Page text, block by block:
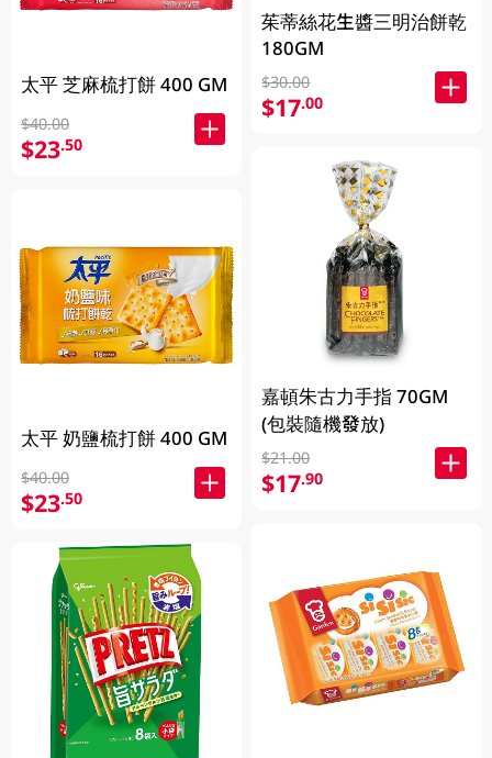
太平 芝麻梳打餅 400 GM
$40.00
$23.50
太平 奶鹽梳打餅 400 GM
$40.00
$23.50
茱蒂絲花生醬三明治餅乾
180GM
$30.00
$17.00
嘉頓朱古力手指 70GM
(包裝隨機發放)
$21.00
$17.90